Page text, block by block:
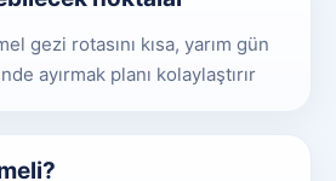
gezi rotasını kısa, yarım gün
ayırmak planı kolaylaştırır